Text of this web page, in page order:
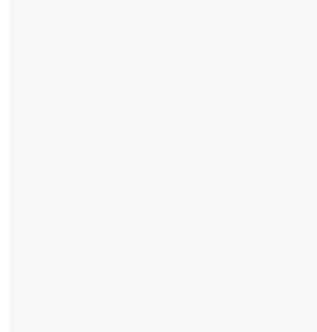
По всей России, стоимость 500
По всей России, стоимость
Доставка по миру включая СНГ по
компании. Предоплата составляет